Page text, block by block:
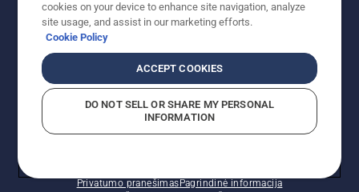
© „Husqvarna AB“ (leid). Visos teisės priklauso autoriui.
Nurodoma rekomenduojama mažmeninė kaina (RMK),
įskaitant PVM. RMK yra kaina, už kurią gamintojas
rekomenduoja pardavėjui parduoti prekę. UAB
"Husqvarna Lietuva" prekių vartotojams neparduoda,
Privatumo pranešimasPagrindinė informacija
cookies on your device to enhance site navigation, analyze
site usage, and assist in our marketing efforts.
Cookie Policy
ACCEPT COOKIES
DO NOT SELL OR SHARE MY PERSONAL
INFORMATION